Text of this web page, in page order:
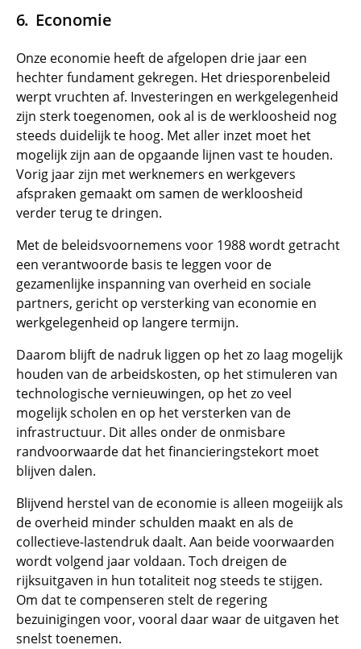
Economie
Onze economie heeft de afgelopen drie jaar een
hechter fundament gekregen. Het driesporenbeleid
werpt vruchten af. Investeringen en werkgelegenheid
zijn sterk toegenomen, ook al is de werkloosheid nog
steeds duidelijk te hoog. Met aller inzet moet het
mogelijk zijn aan de opgaande lijnen vast te houden.
Vorig jaar zijn met werknemers en werkgevers
afspraken gemaakt om samen de werkloosheid
verder terug te dringen.
Met de beleidsvoornemens voor 1988 wordt getracht
een verantwoorde basis te leggen voor de
gezamenlijke inspanning van overheid en sociale
partners, gericht op versterking van economie en
werkgelegenheid op langere termijn.
Daarom blijft de nadruk liggen op het zo laag mogelijk
houden van de arbeidskosten, op het stimuleren van
technologische vernieuwingen, op het zo veel
mogelijk scholen en op het versterken van de
infrastructuur. Dit alles onder de onmisbare
randvoorwaarde dat het financieringstekort moet
blijven dalen.
Blijvend herstel van de economie is alleen mogeiijk als
de overheid minder schulden maakt en als de
collectieve-lastendruk daalt. Aan beide voorwaarden
wordt volgend jaar voldaan. Toch dreigen de
rijksuitgaven in hun totaliteit nog steeds te stijgen.
Om dat te compenseren stelt de regering
bezuinigingen voor, vooral daar waar de uitgaven het
snelst toenemen.